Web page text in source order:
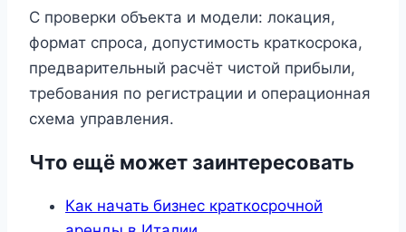
С проверки объекта и модели: локация,
формат спроса, допустимость краткосрока,
предварительный расчёт чистой прибыли,
требования по регистрации и операционная
схема управления.
Что ещё может заинтересовать
Как начать бизнес краткосрочной